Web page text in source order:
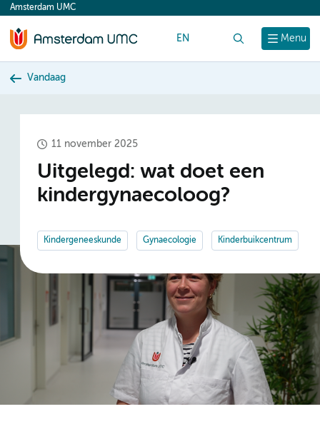
content
Menu
Amsterdam UMC
EN
Vandaag
11 november 2025
Uitgelegd: wat doet een
kindergynaecoloog?
Kindergeneeskunde Gynaecologie Kinderbuikcentrum